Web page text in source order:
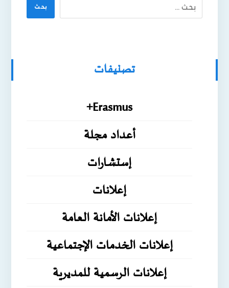
بحث
تصنيفات
Erasmus+
أعداد مجلة
إستشارات
إعلانات
إعلانات الأمانة العامة
إعلانات الخدمات الإجتماعية
إعلانات الرسمية للمديرية